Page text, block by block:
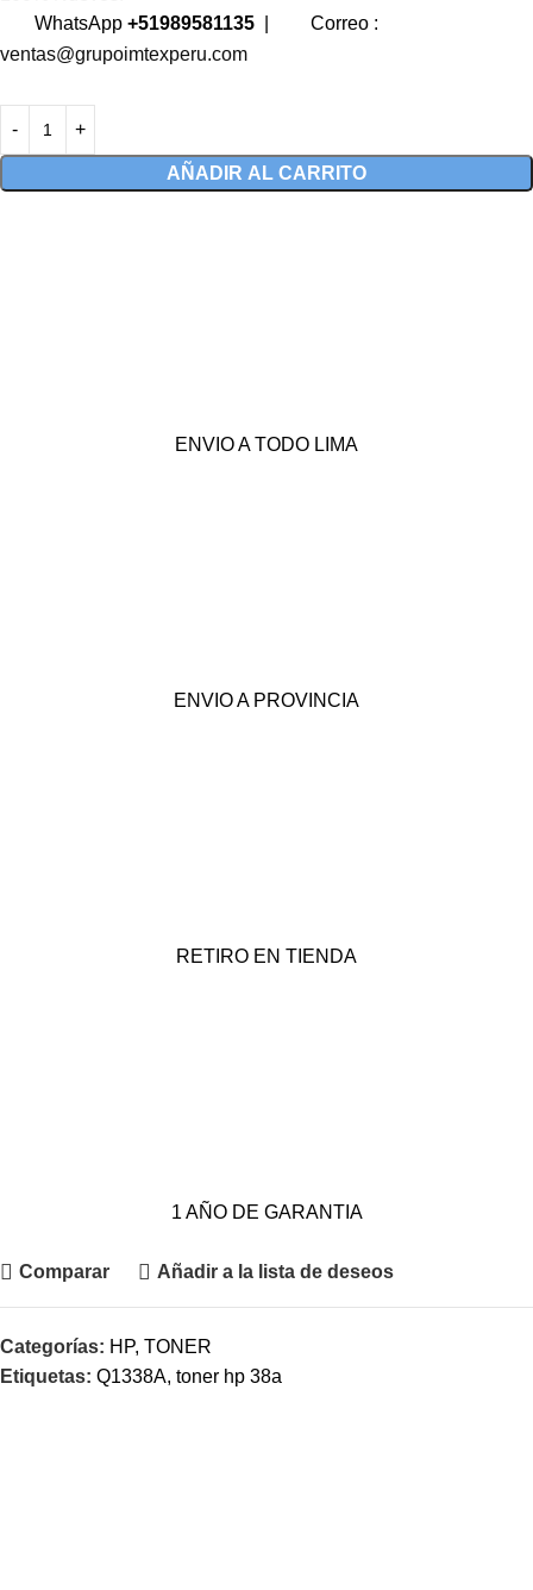
WhatsApp +51989581135
Correo :
ventas@grupoimtexperu.com
AÑADIR AL CARRITO
ENVIO A TODO LIMA
ENVIO A PROVINCIA
RETIRO EN TIENDA
1 AÑO DE GARANTIA
Comparar Añadir a la lista de deseos
Categorías: HP, TONER
Etiquetas: Q1338A, toner hp 38a